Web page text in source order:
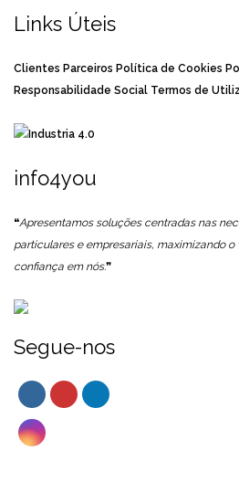
Links Úteis
Clientes Parceiros Política de Cookies
Responsabilidade Social Termos de
info4you
❝Apresentamos soluções centradas nas
particulares e empresariais, maximizando
confiança em nós.❞
Segue-nos